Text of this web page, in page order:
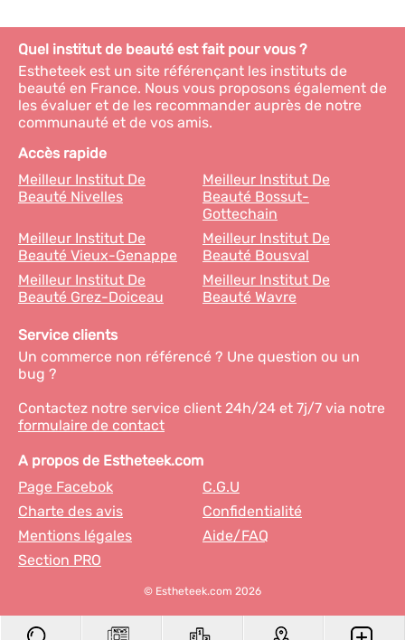
Quel institut de beauté est fait pour vous ?
Estheteek est un site référençant les instituts de
beauté en France. Nous vous proposons également de
les évaluer et de les recommander auprès de notre
communauté et de vos amis.
Accès rapide
Meilleur Institut De
Beauté Nivelles
Meilleur Institut De
Beauté Bossut-
Gottechain
Meilleur Institut De
Beauté Vieux-Genappe
Meilleur Institut De
Beauté Bousval
Meilleur Institut De
Beauté Grez-Doiceau
Meilleur Institut De
Beauté Wavre
Service clients
Un commerce non référencé ? Une question ou un
bug ?
Contactez notre service client 24h/24 et 7j/7 via notre
formulaire de contact
A propos de Estheteek.com
Page Facebok
C.G.U
Charte des avis
Confidentialité
Mentions légales
Aide/FAQ
Section PRO
© Estheteek.com 2026